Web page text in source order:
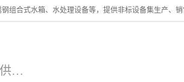
主营产品：换热器 板式换热器 换热机组 供水设备 水处理设备